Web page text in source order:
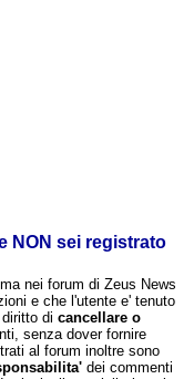
NON sei registrato
nei forum di Zeus News
e che l'utente e' tenuto
di cancellare o
senza dover fornire
al forum inoltre sono
dei commenti